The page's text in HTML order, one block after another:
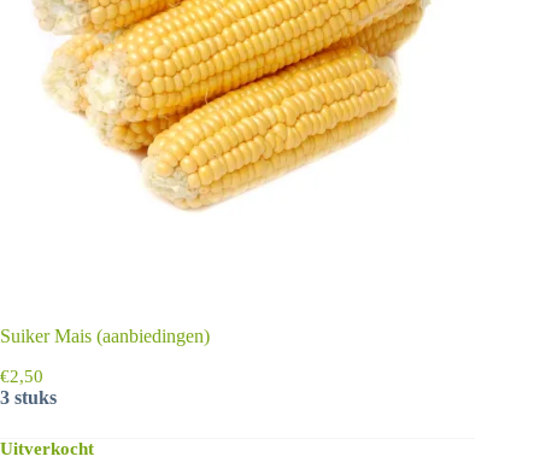
Suiker Mais (aanbiedingen)
€2,50
3 stuks
Uitverkocht